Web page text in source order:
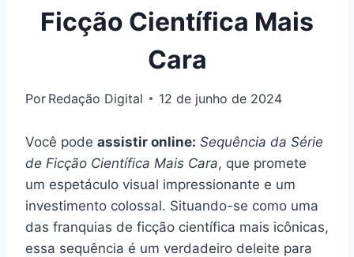
Ficção Científica Mais
Cara
Por Redação Digital 12 de junho de 2024
Você pode assistir online: Sequência da Série
de Ficção Científica Mais Cara, que promete
um espetáculo visual impressionante e um
investimento colossal. Situando-se como uma
das franquias de ficção científica mais icônicas,
essa sequência é um verdadeiro deleite para